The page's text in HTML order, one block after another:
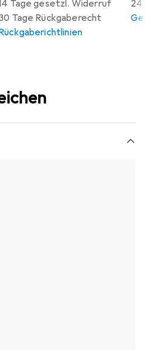
Tage gesetzl. Widerruf
Tage Rückgaberecht
24